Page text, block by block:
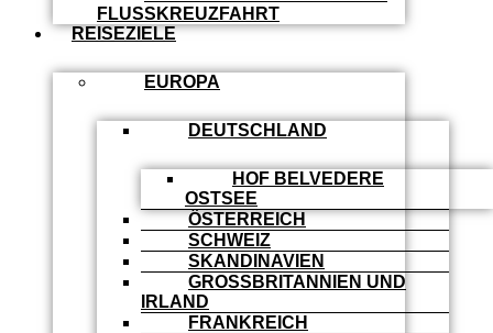
FLUSSKREUZFAHRT
REISEZIELE
EUROPA
DEUTSCHLAND
HOF BELVEDERE
OSTSEE
ÖSTERREICH
SCHWEIZ
SKANDINAVIEN
GROSSBRITANNIEN UND I
RLAND
FRANKREICH